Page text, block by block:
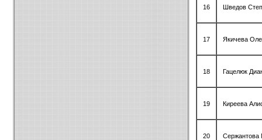
16 Шведов
17 Якичева
18 Гацелюк
19 Киреева
20 Сержантова